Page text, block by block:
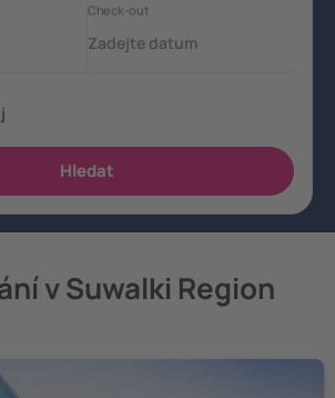
v Suwalki Region